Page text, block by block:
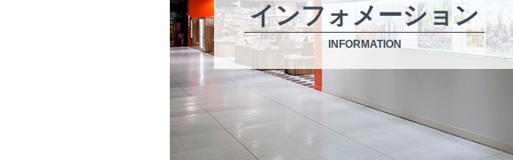
インフォメーション
INFORMATION